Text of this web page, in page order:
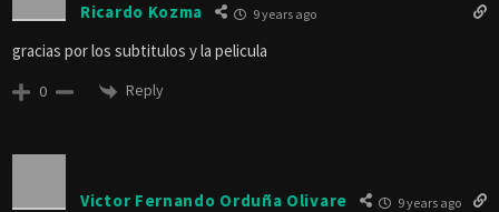
Ricardo Kozma 9 years ago
gracias por los subtitulos y la pelicula
0 Reply
Victor Fernando Orduña Olivare 9 years ago